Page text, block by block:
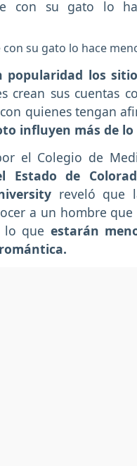
su gato lo hace
los
crean sus cuentas
quienes tengan
influyen más de
el Colegio de
Estado de
reveló que
a un hombre
lo que estarán